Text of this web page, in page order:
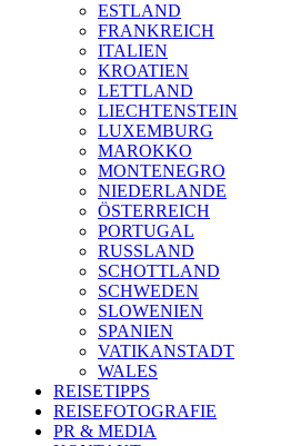
ESTLAND
FRANKREICH
ITALIEN
KROATIEN
LETTLAND
LIECHTENSTEIN
LUXEMBURG
MAROKKO
MONTENEGRO
NIEDERLANDE
ÖSTERREICH
PORTUGAL
RUSSLAND
SCHOTTLAND
SCHWEDEN
SLOWENIEN
SPANIEN
VATIKANSTADT
WALES
REISETIPPS
REISEFOTOGRAFIE
PR & MEDIA